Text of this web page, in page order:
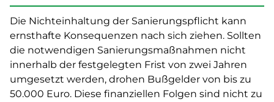
Die Nichteinhaltung der Sanierungspflicht kann
ernsthafte Konsequenzen nach sich ziehen. Sollten
die notwendigen Sanierungsmaßnahmen nicht
innerhalb der festgelegten Frist von zwei Jahren
umgesetzt werden, drohen Bußgelder von bis zu
50.000 Euro. Diese finanziellen Folgen sind nicht zu